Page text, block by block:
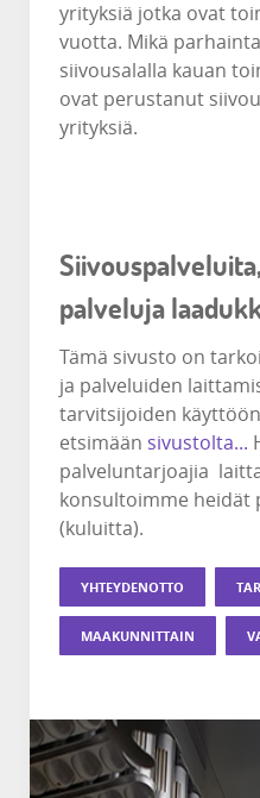
yrityksiä jotka ovat
vuotta. Mikä
siivousalalla kauan
ovat perustanut
yrityksiä.
palveluja
Tämä sivusto on
ja palveluiden
tarvitsijoiden
etsimään sivustolta...
palveluntarjoajia
konsultoimme heidät
(kuluitta).
YHTEYDENOTTO
MAAKUNNITTAIN